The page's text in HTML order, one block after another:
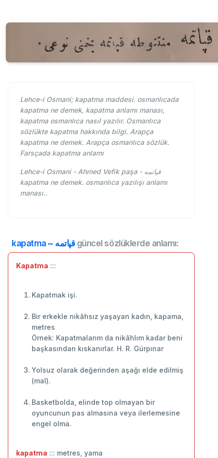
Lehce-i Osmani; kapatma maddesi. osmanlıcada
kapatma ne demek, kapatma anlamı manası,
kapatma osmanlıca nasıl yazılır. Osmanlıca
sözlükte kapatma hakkında bilgi. Arapça
kapatma ne demek. Arapça osmanlıca sözlük.
Farsçada kapatma anlamı
Lehce-i Osmani - Ahmed Vefik paşa - قپاتمه
kapatma ne demek. osmanlıca yazılışı anlamı
manası..
kapatma ~ قپاتمه güncel sözlüklerde anlamı:
Kapatma :::
Kapatmak işi.
Bir erkekle nikâhsız yaşayan kadın, kapama,
metres
Örnek: Kapatmalarım da nikâhlım kadar beni
başkasından kıskanırlar. H. R. Gürpınar
Yolsuz olarak değerinden aşağı elde edilmiş
(mal).
Basketbolda, elinde top olmayan bir
oyuncunun pas almasına veya ilerlemesine
engel olma.
kapatma ::: metres, yama